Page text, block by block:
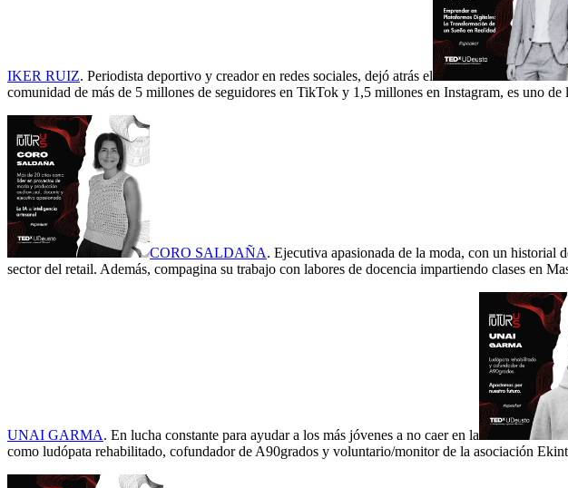
IKER RUIZ. Periodista deportivo y creador en redes sociales, dejó atrás el
comunidad de más de 5 millones de seguidores en TikTok y 1,5 millones en Instagram, es uno
CORO SALDAÑA. Ejecutiva apasionada de la moda, con un historial
sector del retail. Además, compagina su trabajo con labores de docencia impartiendo clases en
UNAI GARMA. En lucha constante para ayudar a los más jóvenes a no caer en la
como ludópata rehabilitado, cofundador de A90grados y voluntario/monitor de la asociación